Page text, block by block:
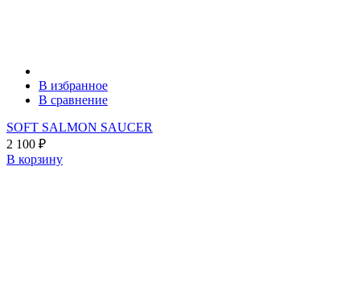
В избранное
В сравнение
SOFT SALMON SAUCER
2 100 ₽
В корзину